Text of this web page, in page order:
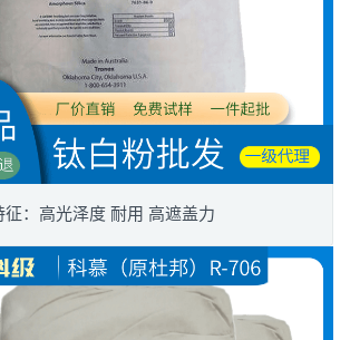
：高光泽度 耐用 高遮盖力